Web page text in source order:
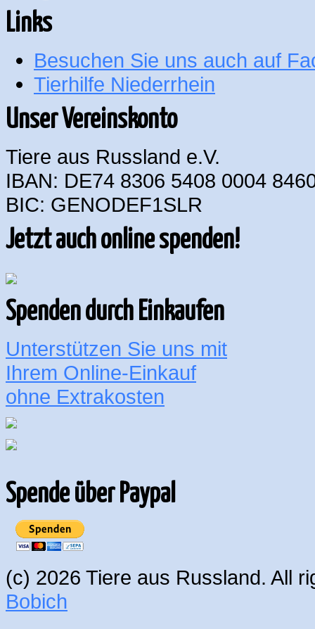
Links
Besuchen Sie uns auch auf
Tierhilfe Niederrhein
Unser Vereinskonto
Tiere aus Russland e.V.
IBAN: DE74 8306 5408 0004
BIC: GENODEF1SLR
Jetzt auch online spenden!
Spenden durch Einkaufen
Unterstützen Sie uns mit
Ihrem Online-Einkauf
ohne Extrakosten
Spende über Paypal
(c) 2026 Tiere aus Russland. All
Bobich